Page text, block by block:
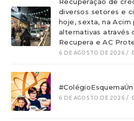
diversos setores e
hoje, sexta, na Acim
alternativas através
Recupera e AC
6 DE AGOSTO DE 2026 /
6 DE AGOSTO DE 2026 /